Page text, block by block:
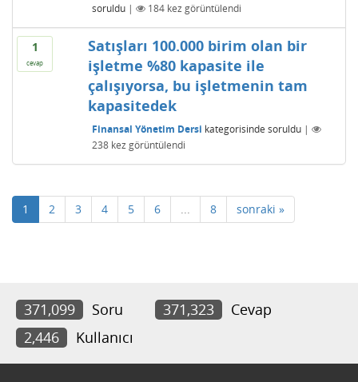
soruldu | 184kez görüntülendi
1
cevap
Satışları 100.000 birim olan bir
işletme %80 kapasite ile
çalışıyorsa, bu işletmenin tam
kapasitedek
Finansal Yönetim Dersi kategorisinde soruldu |
238kez görüntülendi
1 2 3 4 5 6 ... 8 sonraki »
371,099 Soru 371,323
Cevap
2,446
Kullanıcı